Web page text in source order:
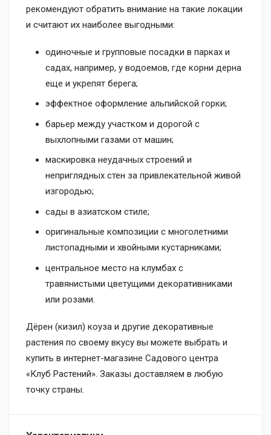
рекомендуют обратить внимание на такие локации
и считают их наиболее выгодными:
одиночные и групповые посадки в парках и
садах, например, у водоемов, где корни дерна
еще и укрепят берега;
эффектное оформление альпийской горки;
барьер между участком и дорогой с
выхлопными газами от машин;
маскировка неудачных строений и
неприглядных стен за привлекательной живой
изгородью;
сады в азиатском стиле;
оригинальные композиции с многолетними
листопадными и хвойными кустарниками;
центральное место на клумбах с
травянистыми цветущими декоративниками
или розами.
Дёрен (кизил) коуза и другие декоративные
растения по своему вкусу вы можете выбрать и
купить в интернет-магазине Садового центра
«Клуб Растений». Заказы доставляем в любую
точку страны.